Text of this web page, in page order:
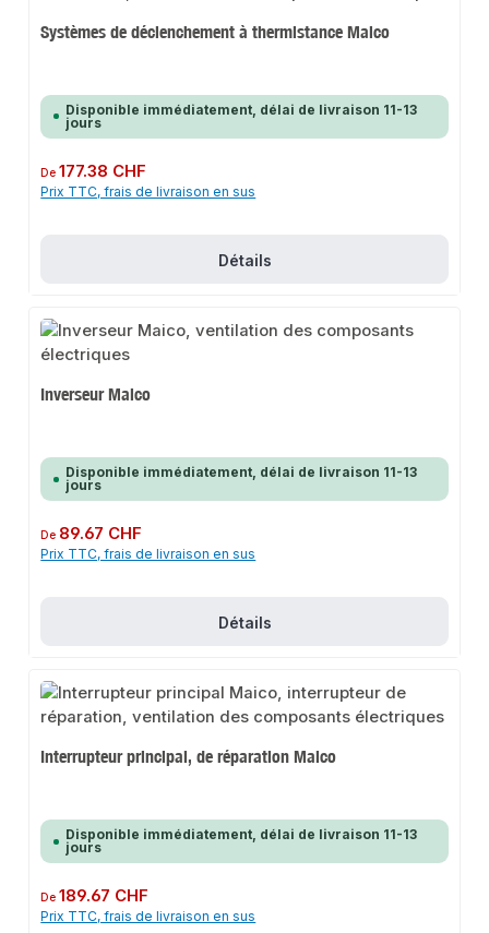
Systèmes de déclenchement à thermistance Maico
Disponible immédiatement, délai de livraison 11-13
jours
Prix régulier :
De177.38 CHF
Prix TTC, frais de livraison en sus
Détails
Inverseur Maico
Disponible immédiatement, délai de livraison 11-13
jours
Prix régulier :
De 89.67 CHF
Prix TTC, frais de livraison en sus
Détails
Interrupteur principal, de réparation Maico
Disponible immédiatement, délai de livraison 11-13
jours
Prix régulier :
De189.67 CHF
Prix TTC, frais de livraison en sus